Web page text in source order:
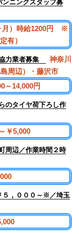
ンニングスタッフ募
月）時給1200円 ※
有）
力業者募集
神奈川
周辺）・藤沢市
～14,000円
のタイヤ荷下ろし作
￥5,000
周辺／作業時間２時
５，０００～※／埼玉